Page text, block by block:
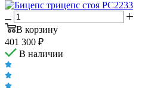
В корзину
401 300 ₽
В наличии